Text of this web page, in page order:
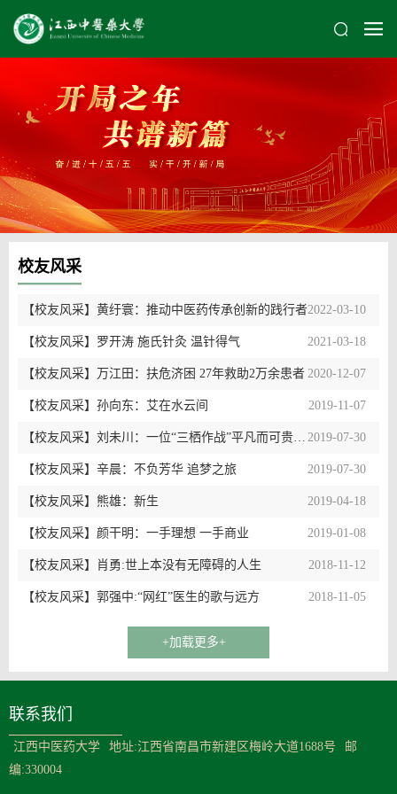
校友风采
2022-03-10
【校友风采】黄纡寰：推动中医药传承创新的践行者
2021-03-18
【校友风采】罗开涛 施氏针灸 温针得气
2020-12-07
【校友风采】万江田：扶危济困 27年救助2万余患者
2019-11-07
【校友风采】孙向东：艾在水云间
2019-07-30
【校友风采】刘未川：一位“三栖作战”平凡而可贵的汉子
2019-07-30
【校友风采】辛晨：不负芳华 追梦之旅
2019-04-18
【校友风采】熊雄：新生
2019-01-08
【校友风采】颜干明：一手理想 一手商业
2018-11-12
【校友风采】肖勇:世上本没有无障碍的人生
2018-11-05
【校友风采】郭强中:“网红”医生的歌与远方
+加载更多+
联系我们
江西中医药大学 地址:江西省南昌市新建区梅岭大道1688号
邮
编:330004